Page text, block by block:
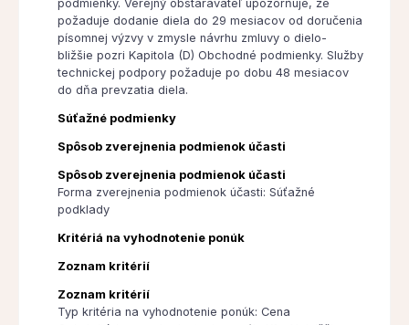
podmienky. Verejný obstarávateľ upozorňuje, že
požaduje dodanie diela do 29 mesiacov od doručenia
písomnej výzvy v zmysle návrhu zmluvy o dielo-
bližšie pozri Kapitola (D) Obchodné podmienky. Služby
technickej podpory požaduje po dobu 48 mesiacov
do dňa prevzatia diela.
Súťažné podmienky
Spôsob zverejnenia podmienok účasti
Spôsob zverejnenia podmienok účasti
Forma zverejnenia podmienok účasti: Súťažné
podklady
Kritériá na vyhodnotenie ponúk
Zoznam kritérií
Zoznam kritérií
Typ kritéria na vyhodnotenie ponúk: Cena